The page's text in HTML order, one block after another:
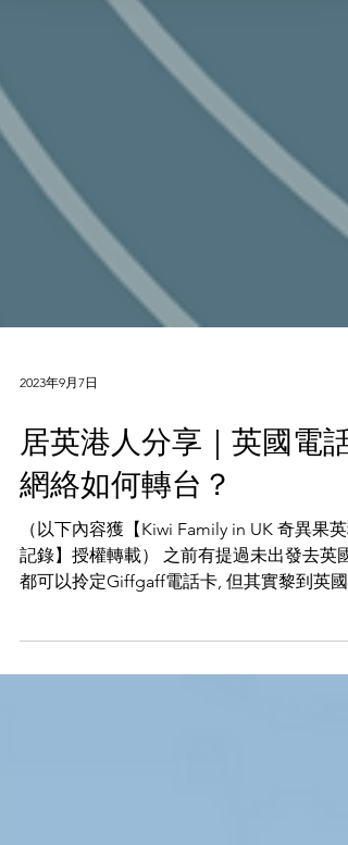
居英港人分享｜英國電話
網絡如何轉台？
（以下內容獲【Kiwi Family in UK 奇異果英
記錄】授權轉載） 之前有提過未出發去英國
後我覺得佢唔係好岩我用, 所以我同奇異爸之
後都轉左用Lebara. 點解唔用Voxi呢? 😮...